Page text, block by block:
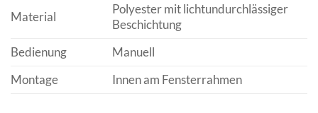
Material
Polyester mit lichtundurchlässiger
Beschichtung
Bedienung
Manuell
Montage
Innen am Fensterrahmen